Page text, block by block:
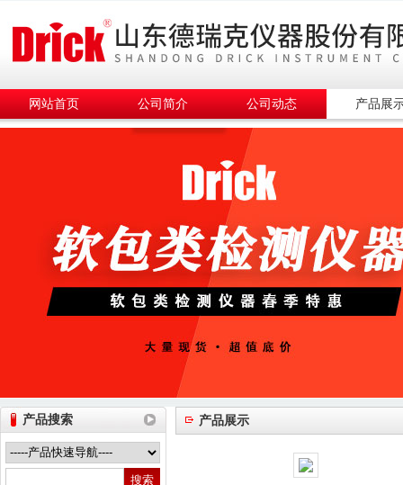
山东德瑞克仪器股份有限公司
网站首页 公司简介 公司动态 产品展
产品搜索 产品展示